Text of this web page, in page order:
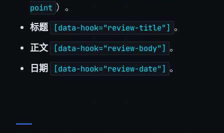
point ）。
标题
[data-hook="review-title"] 。
正文
[data-hook="review-body"] 。
日期
[data-hook="review-date"] 。